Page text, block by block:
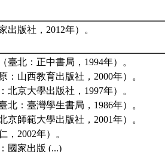
版社，2012年）。
北：正中書局，1994年）。
山西教育出版社，2000年）。
京大學出版社，1997年）。
：臺灣學生書局，1986年）。
師範大學出版社，2001年）。
2002年）。
國家出版 (...)